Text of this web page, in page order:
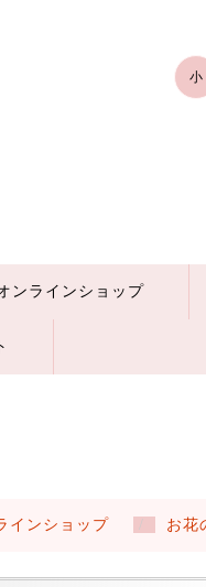
小
ンラインショップ
インショップ お花